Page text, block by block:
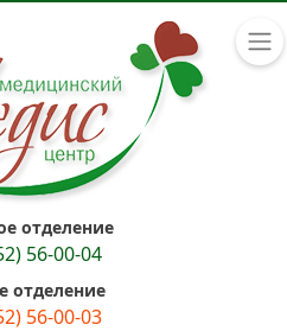
отделение
56-00-04
отделение
56-00-03